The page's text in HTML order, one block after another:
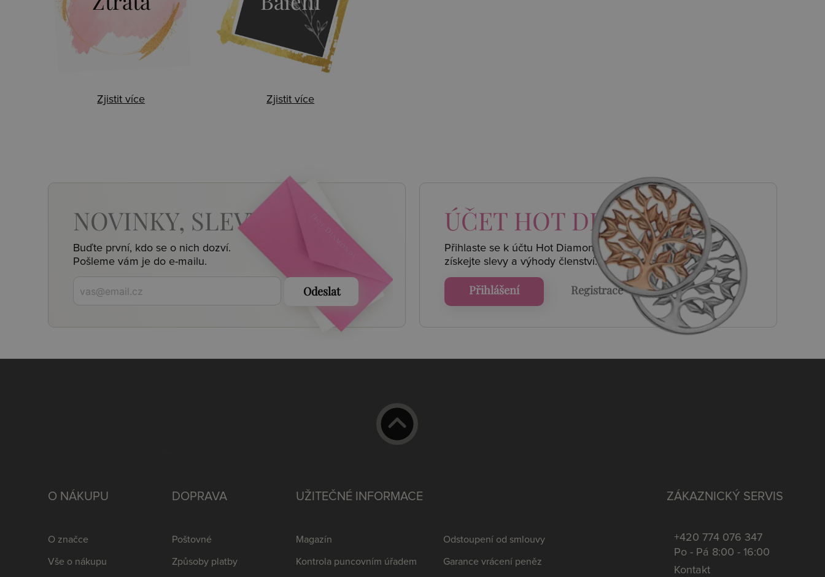
Zjistit více Zjistit více
NOVINKY, SLEVY, AKCE
Buďte první, kdo se o nich dozví.
Pošleme vám je do e-mailu.
Odeslat
ÚČET HOT DIAMONDS
Přihlaste se k účtu Hot Diamonds a
získejte slevy a výhody členství.
Přihlášení Registrace
ZÁKAZNICKÝ SERVIS
+420 774 076 347
Po - Pá 8:00 - 16:00
Kontakt
O NÁKUPU
O značce
Vše o nákupu
DOPRAVA
Poštovné
Způsoby platby
UŽITEČNÉ INFORMACE
Magazín
Kontrola puncovním úřadem
Odstoupení od smlouvy
Garance vrácení peněz